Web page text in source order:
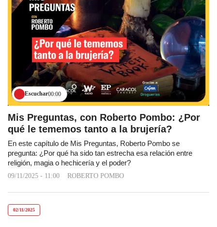
Escuchar00:00
Mis Preguntas, con Roberto Pombo: ¿Por
qué le tememos tanto a la brujería?
En este capítulo de Mis Preguntas, Roberto Pombo se
pregunta: ¿Por qué ha sido tan estrecha esa relación entre
religión, magia o hechicería y el poder?
09/11/2025 - 11:00 ROBERTO POMBO
02/11/2025